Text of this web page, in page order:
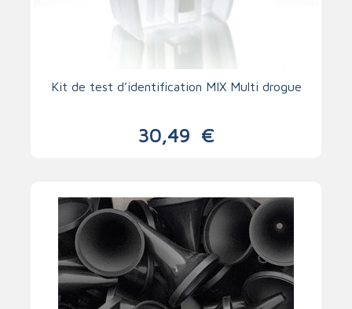
Kit de test d’identification MIX Multi drogue
30,49 €